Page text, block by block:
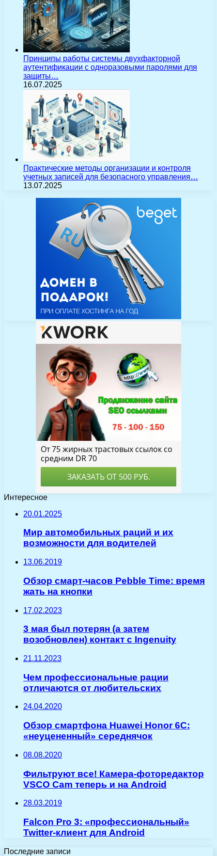
Принципы работы системы двухфакторной
аутентификации с одноразовыми паролями для
защиты…
16.07.2025
Практические методы организации и контроля
учетных записей для безопасного управления…
13.07.2025
Интересное
20.01.2025
Мир автомобильных раций и их
возможности для водителей
13.06.2019
Обзор смарт-часов Pebble Time: время
жать на кнопки
17.02.2023
3 мая был потерян (а затем
возобновлен) контакт с Ingenuity
21.11.2023
Чем профессиональные рации
отличаются от любительских
24.04.2020
Обзор смартфона Huawei Honor 6C:
«неуцененный» середнячок
08.08.2020
Фильтруют все! Камера-фоторедактор
VSCO Cam теперь и на Android
28.03.2019
Falcon Pro 3: «профессиональный»
Twitter-клиент для Android
Последние записи